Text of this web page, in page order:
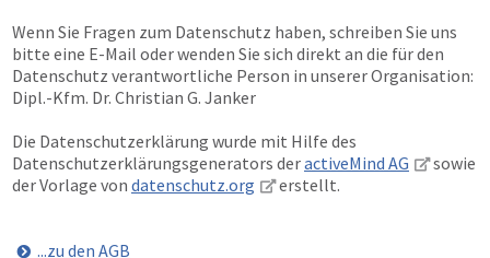
Wenn Sie Fragen zum Datenschutz haben, schreiben Sie uns
bitte eine E-Mail oder wenden Sie sich direkt an die für den
Datenschutz verantwortliche Person in unserer Organisation:
Dipl.-Kfm. Dr. Christian G. Janker
Die Datenschutzerklärung wurde mit Hilfe des
Datenschutzerklärungsgenerators deractiveMind AG
sowie
der Vorlage von datenschutz.org erstellt.
...zu den AGB